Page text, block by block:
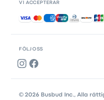
FÖLJ OSS
VI ACCEPTERAR
Accepterade betalningar
© 2026 Busbud Inc., Alla